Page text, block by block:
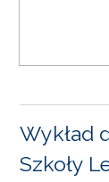
Wykład
Szkoły